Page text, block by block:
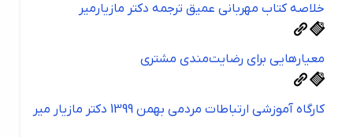
خلاصه کتاب مهربانی عمیق ترجمه دکتر مازیارمیر
معیارهایی برای رضایت‌مندی مشتری
کارگاه آموزشی ارتباطات مردمی بهمن 1399 دکتر مازیار میر